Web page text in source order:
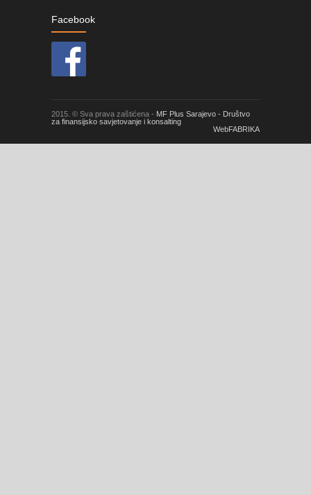
Facebook
2015. © Sva prava zaštićena - MF Plus Sarajevo - Društvo
za finansijsko savjetovanje i konsalting
WebFABRIKA